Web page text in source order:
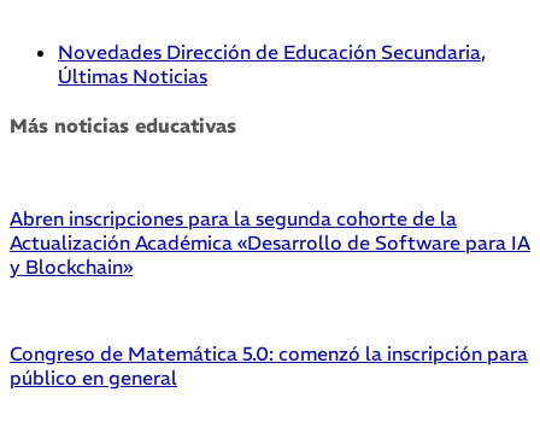
Novedades Dirección de Educación Secundaria,
Últimas Noticias
Más noticias educativas
Abren inscripciones para la segunda cohorte de la
Actualización Académica «Desarrollo de Software para IA
y Blockchain»
Congreso de Matemática 5.0: comenzó la inscripción para
público en general